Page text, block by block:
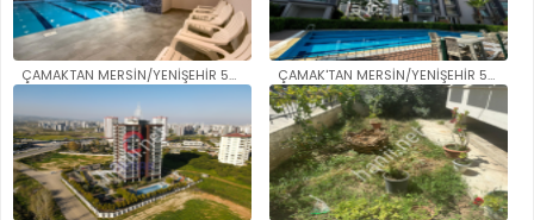
ÇAMAKTAN MERSİN/YENİŞEHİR 50. .. ÇAMAK'TAN MERSİN/YENİŞEHİR 50...